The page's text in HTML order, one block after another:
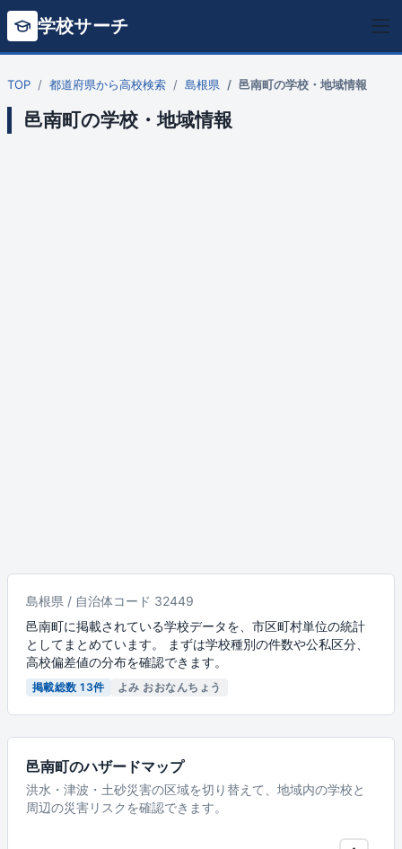
学校サーチ
TOP 都道府県から高校検索 島根県 邑南町の学校・地域情報
邑南町の学校・地域情報
島根県 / 自治体コード 32449
邑南町に掲載されている学校データを、市区町村単位の統計
としてまとめています。 まずは学校種別の件数や公私区分、
高校偏差値の分布を確認できます。
掲載総数 13件 よみ おおなんちょう
邑南町のハザードマップ
洪水・津波・土砂災害の区域を切り替えて、地域内の学校と
周辺の災害リスクを確認できます。